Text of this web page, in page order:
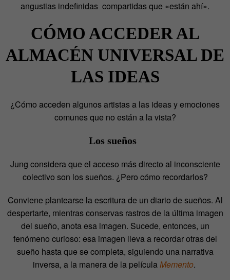
angustias indefinidas compartidas que «están ahí».
CÓMO ACCEDER AL
ALMACÉN UNIVERSAL DE
LAS IDEAS
¿Cómo acceden algunos artistas a las ideas y emociones
comunes que no están a la vista?
Los sueños
Jung considera que el acceso más directo al inconsciente
colectivo son los sueños. ¿Pero cómo recordarlos?
Conviene plantearse la escritura de un diario de sueños. Al
despertarte, mientras conservas rastros de la última imagen
del sueño, anota esa imagen. Sucede, entonces, un
fenómeno curioso: esa imagen lleva a recordar otras del
sueño hasta que se completa, siguiendo una narrativa
inversa, a la manera de la película Memento.